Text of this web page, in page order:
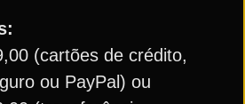
(cartões de crédito,
ou PayPal) ou